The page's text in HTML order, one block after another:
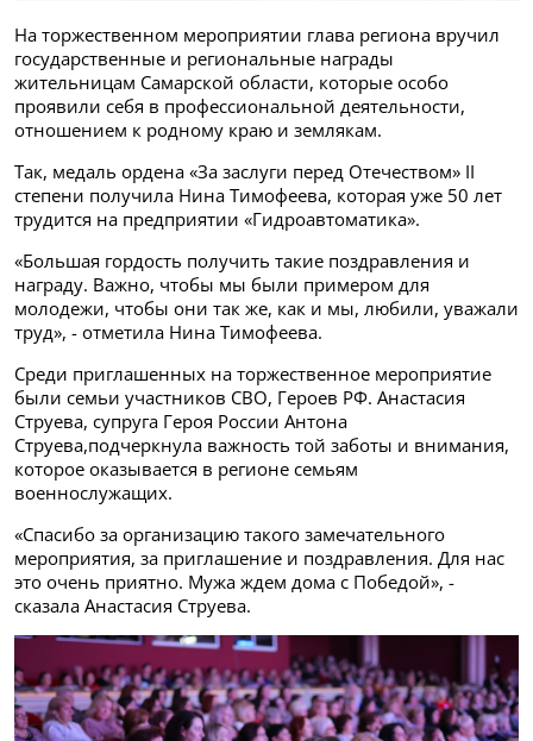
На торжественном мероприятии глава региона вручил
государственные и региональные награды
жительницам Самарской области, которые особо
проявили себя в профессиональной деятельности,
отношением к родному краю и землякам.
Так, медаль ордена «За заслуги перед Отечеством» II
степени получила Нина Тимофеева, которая уже 50 лет
трудится на предприятии «Гидроавтоматика».
«Большая гордость получить такие поздравления и
награду. Важно, чтобы мы были примером для
молодежи, чтобы они так же, как и мы, любили, уважали
труд», - отметила Нина Тимофеева.
Среди приглашенных на торжественное мероприятие
были семьи участников СВО, Героев РФ. Анастасия
Струева, супруга Героя России Антона
Струева,подчеркнула важность той заботы и внимания,
которое оказывается в регионе семьям
военнослужащих.
«Спасибо за организацию такого замечательного
мероприятия, за приглашение и поздравления. Для нас
это очень приятно. Мужа ждем дома с Победой», -
сказала Анастасия Струева.